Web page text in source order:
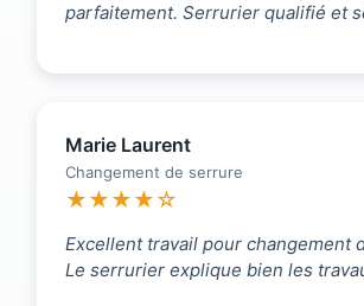
parfaitement. Serrurier qualifié et
Marie Laurent
Changement de serrure
★★★★☆
Excellent travail pour changement
Le serrurier explique bien les